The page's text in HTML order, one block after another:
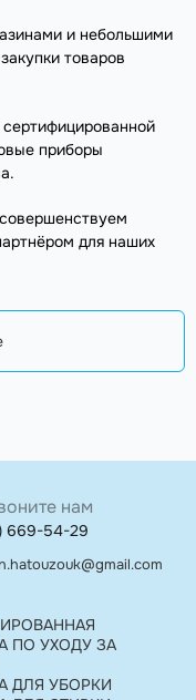
и небольшими
товаров
приборы
для наших
ПО УХОДУ ЗА
ДЛЯ УБОРКИ
нам
669-54-29